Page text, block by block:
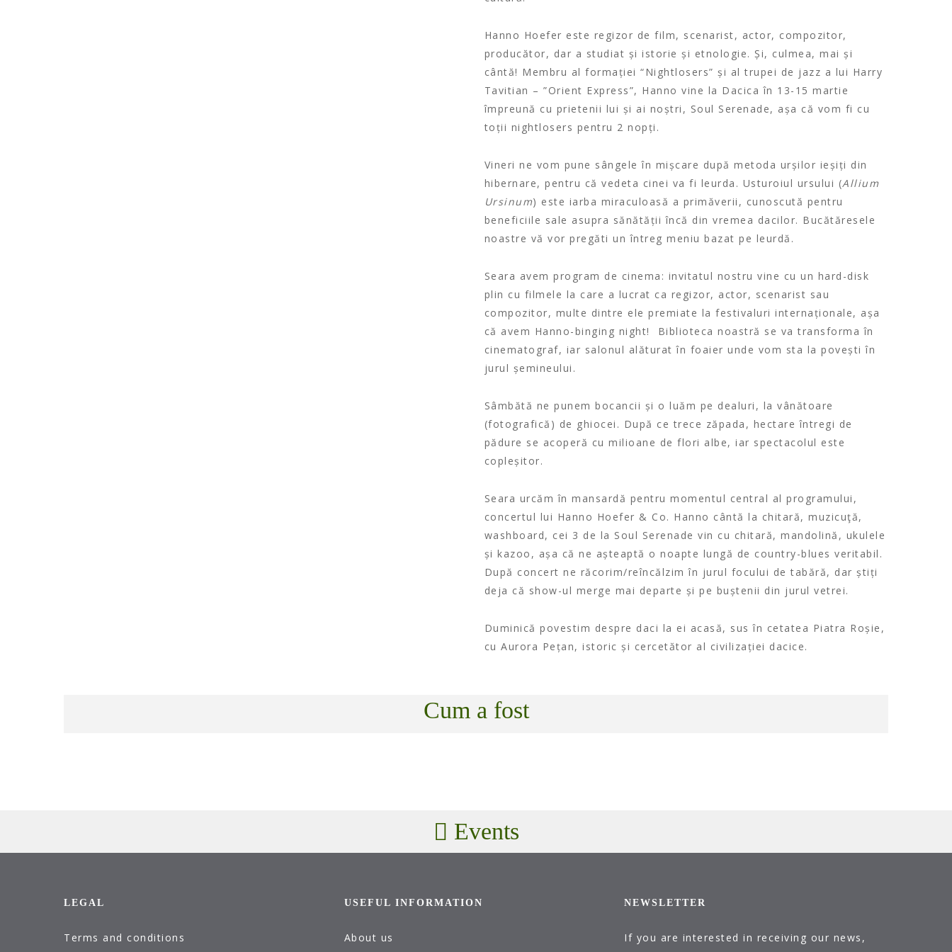
Hanno Hoefer este regizor de film, scenarist, actor, compozitor,
producător, dar a studiat și istorie și etnologie. Și, culmea, mai și
cântă! Membru al formației “Nightlosers” și al trupei de jazz a lui Harry
Tavitian – ”Orient Express”, Hanno vine la Dacica în 13-15 martie
împreună cu prietenii lui și ai noștri, Soul Serenade, așa că vom fi cu
toții nightlosers pentru 2 nopți.
Vineri ne vom pune sângele în mișcare după metoda urșilor ieșiți din
hibernare, pentru că vedeta cinei va fi leurda. Usturoiul ursului (Allium
Ursinum) este iarba miraculoasă a primăverii, cunoscută pentru
beneficiile sale asupra sănătății încă din vremea dacilor. Bucătăresele
noastre vă vor pregăti un întreg meniu bazat pe leurdă.
Seara avem program de cinema: invitatul nostru vine cu un hard-disk
plin cu filmele la care a lucrat ca regizor, actor, scenarist sau
compozitor, multe dintre ele premiate la festivaluri internaționale, așa
că avem Hanno-binging night! Biblioteca noastră se va transforma în
cinematograf, iar salonul alăturat în foaier unde vom sta la povești în
jurul șemineului.
Sâmbătă ne punem bocancii și o luăm pe dealuri, la vânătoare
(fotografică) de ghiocei. După ce trece zăpada, hectare întregi de
pădure se acoperă cu milioane de flori albe, iar spectacolul este
copleșitor.
Seara urcăm în mansardă pentru momentul central al programului,
concertul lui Hanno Hoefer & Co. Hanno cântă la chitară, muzicuţă,
washboard, cei 3 de la Soul Serenade vin cu chitară, mandolină, ukulele
și kazoo, așa că ne așteaptă o noapte lungă de country-blues veritabil.
După concert ne răcorim/reîncălzim în jurul focului de tabără, dar știți
deja că show-ul merge mai departe și pe buștenii din jurul vetrei.
Duminică povestim despre daci la ei acasă, sus în cetatea Piatra Roșie,
cu Aurora Pețan, istoric și cercetător al civilizației dacice.
Cum a fost
Events
LEGAL
Terms and conditions
USEFUL INFORMATION
About us
NEWSLETTER
If you are interested in receiving our news,